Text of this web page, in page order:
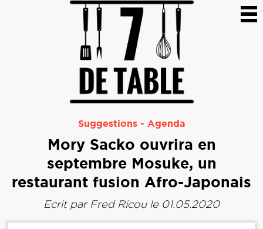
Suggestions - Agenda
Mory Sacko ouvrira en
septembre Mosuke, un
restaurant fusion Afro-Japonais
Ecrit par Fred Ricoule 01.05.2020